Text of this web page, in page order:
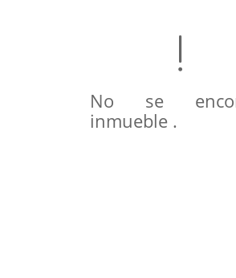
No se
inmueble .